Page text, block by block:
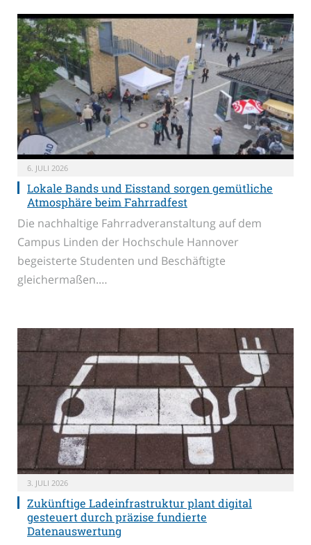
6. JULI 2026
Lokale Bands und Eisstand sorgen gemütliche
Atmosphäre beim Fahrradfest
Die nachhaltige Fahrradveranstaltung auf dem
Campus Linden der Hochschule Hannover
begeisterte Studenten und Beschäftigte
gleichermaßen.…
3. JULI 2026
Zukünftige Ladeinfrastruktur plant digital
gesteuert durch präzise fundierte
Datenauswertung